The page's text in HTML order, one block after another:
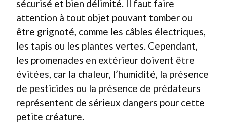
sécurisé et bien délimité. Il faut faire
attention à tout objet pouvant tomber ou
être grignoté, comme les câbles électriques,
les tapis ou les plantes vertes. Cependant,
les promenades en extérieur doivent être
évitées, car la chaleur, l’humidité, la présence
de pesticides ou la présence de prédateurs
représentent de sérieux dangers pour cette
petite créature.